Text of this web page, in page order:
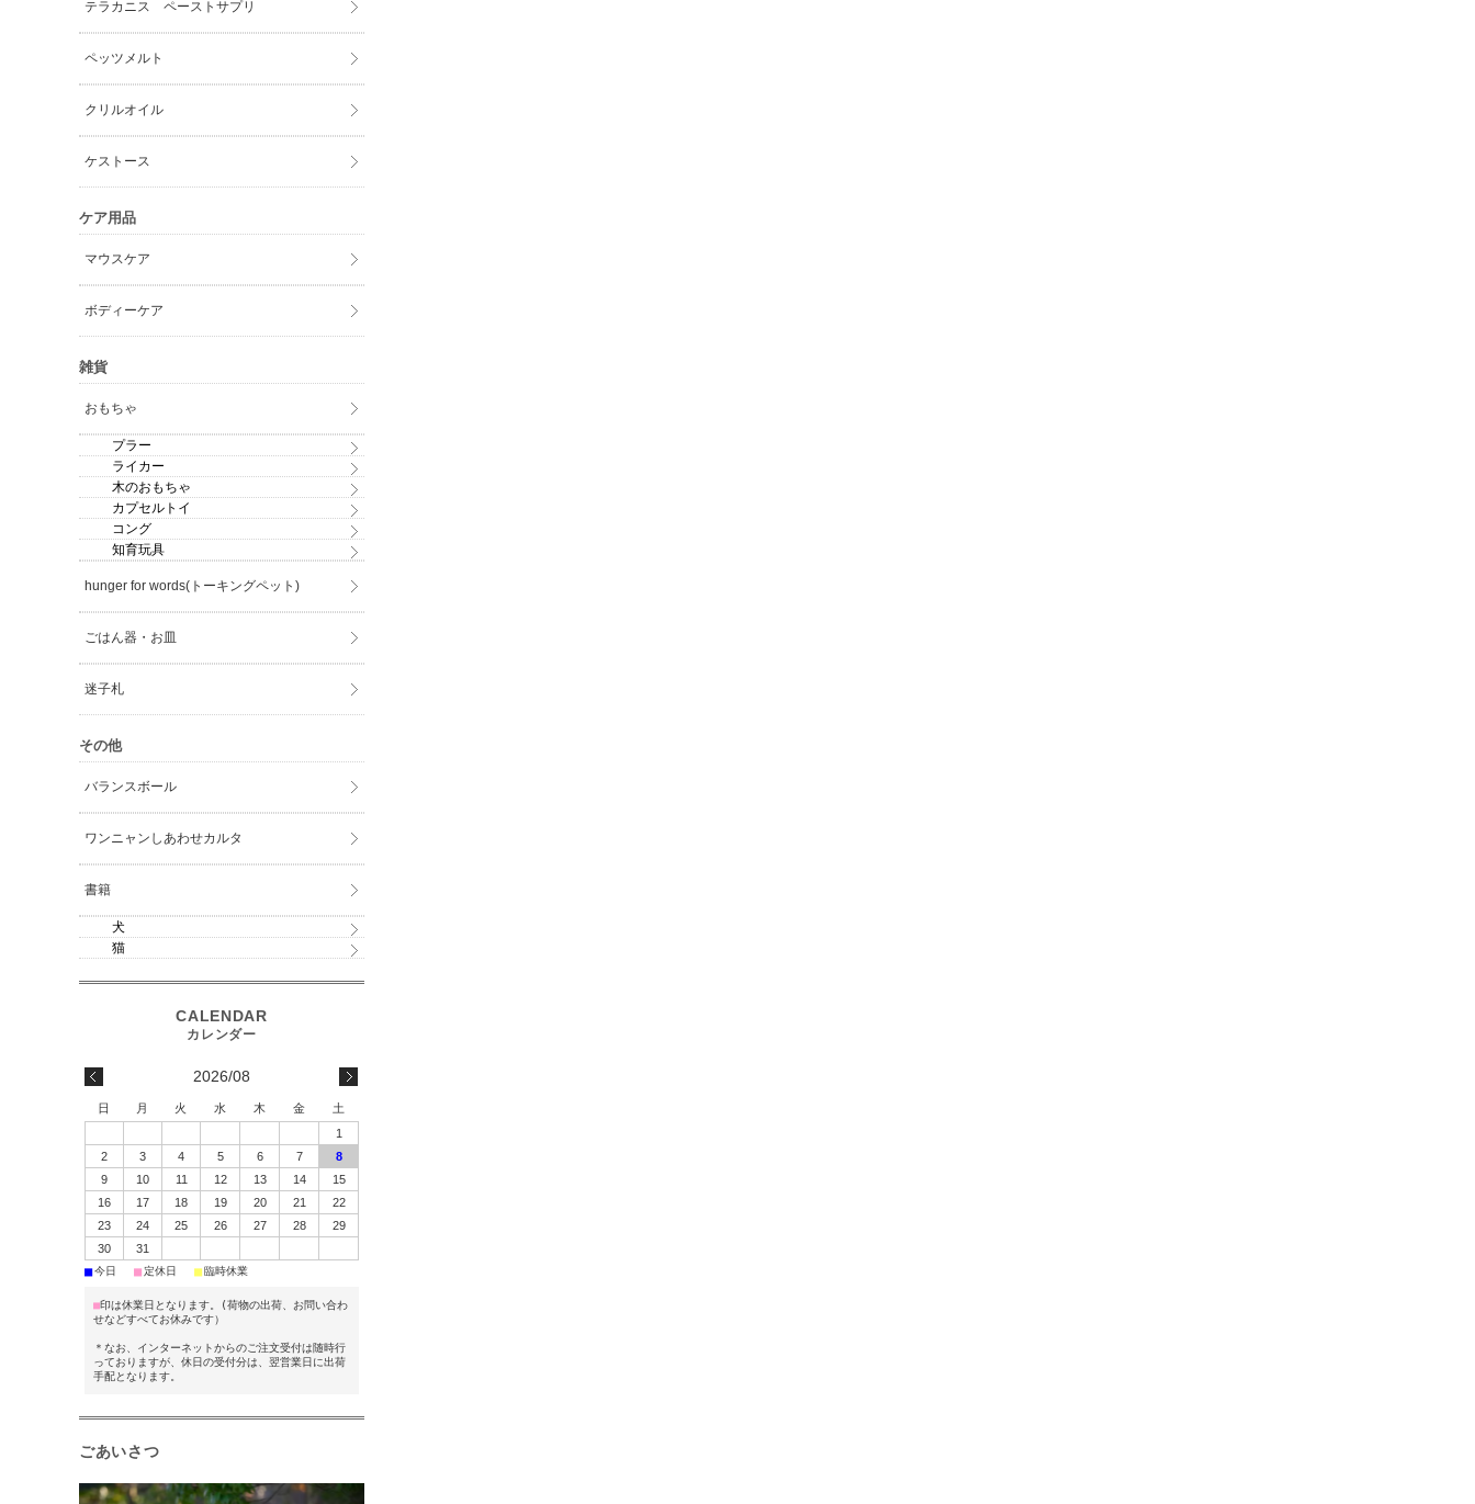
テラカニス ペーストサプリ
ペッツメルト
クリルオイル
ケストース
ケア用品
マウスケア
ボディーケア
雑貨
おもちゃ
プラー
ライカー
木のおもちゃ
カプセルトイ
コング
知育玩具
hunger for words(トーキングペット)
ごはん器・お皿
迷子札
その他
バランスボール
ワンニャンしあわせカルタ
書籍
犬
猫
2026/08
日 月 火 水 木 金
土
1
2
3 4 5 6 7
8
9
10 11 12 13 14
15
16
17 18 19 20 21
22
23
24 25 26 27 28
29
30
31
■今日 ■定休日 ■臨時休業
■印は休業日となります。(荷物の出荷、お問い合わ
せなどすべてお休みです）
＊なお、インターネットからのご注文受付は随時行
っておりますが、休日の受付分は、翌営業日に出荷
手配となります。
ごあいさつ